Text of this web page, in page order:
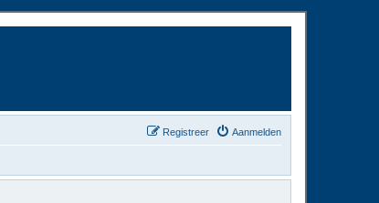
Aanmelden
Registreer